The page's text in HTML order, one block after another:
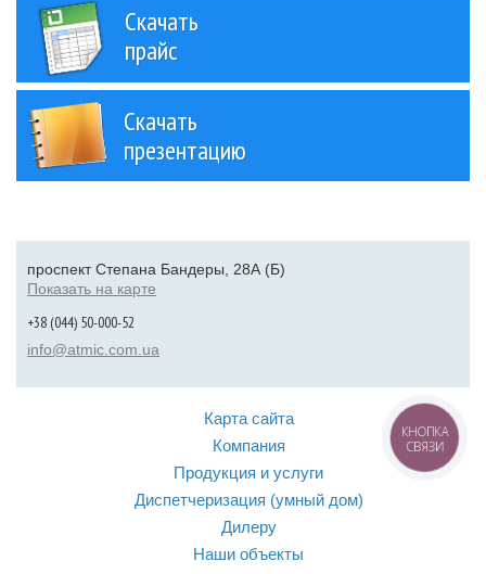
Скачать
прайс
Скачать
презентацию
проспект Степана Бандеры, 28А (Б)
Показать на карте
+38 (044) 50-000-52
info@atmic.com.ua
Карта сайта
Компания
Продукция и услуги
Диспетчеризация (умный дом)
Дилеру
Наши объекты
КНОПКА
СВЯЗИ